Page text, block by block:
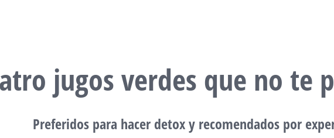
jugos verdes que no te
Preferidos para hacer detox y recomendados por